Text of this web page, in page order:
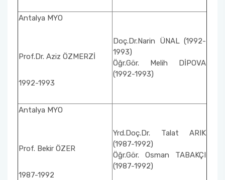
Antalya MYO
Prof.Dr. Aziz ÖZMERZİ
1992-1993
Doç.Dr.Narin ÜNAL (1992-
1993)
Öğr.Gör. Melih DİPOVA
(1992-1993)
Antalya MYO
Prof. Bekir ÖZER
1987-1992
Yrd.Doç.Dr. Talat ARIK
(1987-1992)
Öğr.Gör. Osman TABAKÇI
(1987-1992)